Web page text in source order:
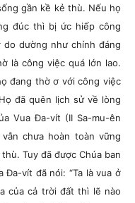
gần kề kẻ thù. Nếu họ
đúc thì bị ức hiếp công
do dường như chính đáng
là công việc quá lớn lao.
đang thờ ơ với công việc
đã quên lịch sử về lòng
Vua Đa-vít (II Sa-mu-ên
chưa hoàn toàn vững
Tuy đã được Chúa ban
vít đã nói: “Ta là vua ở
của cả trời đất thì lẽ nào